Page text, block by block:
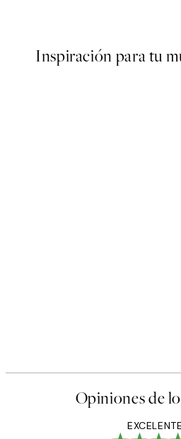
Inspiración para tu
Opiniones de